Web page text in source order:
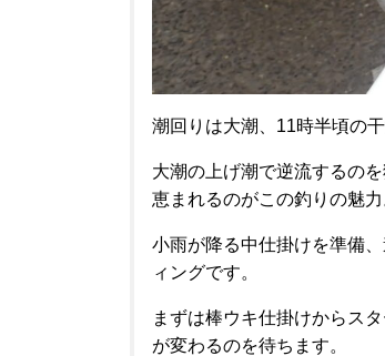
潮回りは大潮、11時半頃の
大潮の上げ潮で逆流するの
恵まれるのがこの釣りの魅力
小雨が降る中仕掛けを準備
ィングです。
まずは棒ウキ仕掛けからス
が変わるのを待ちます。